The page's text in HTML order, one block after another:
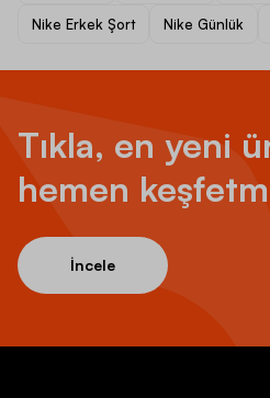
Nike Erkek Şort Nike Günlük
Tıkla, en yeni
hemen
İncele